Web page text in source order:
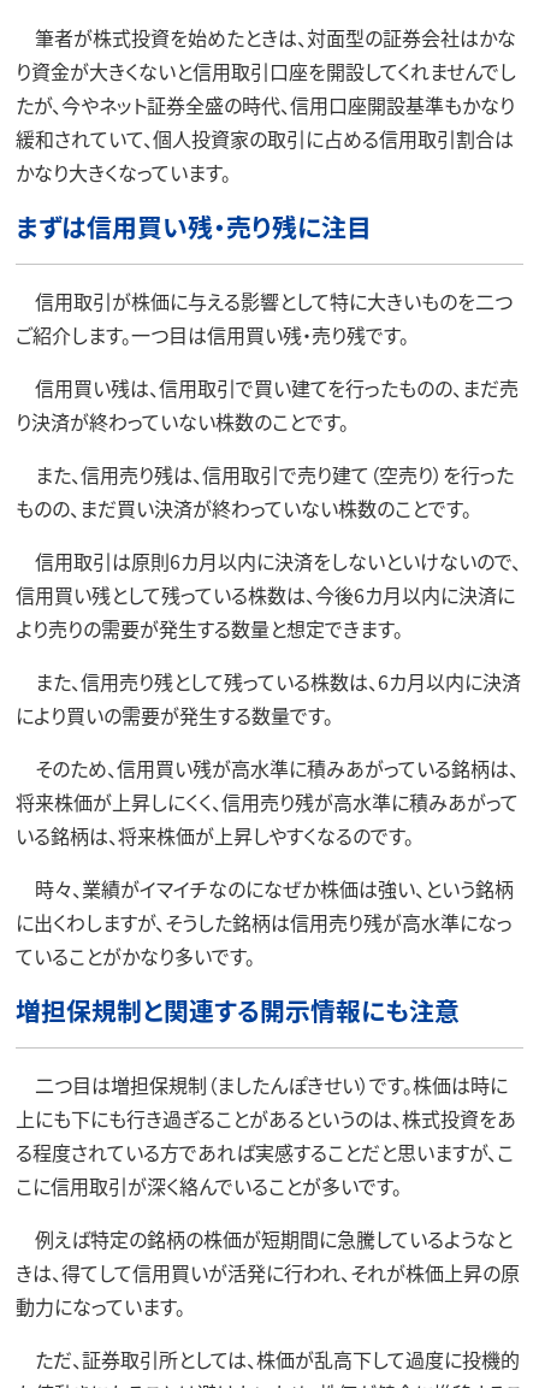
筆者が株式投資を始めたときは、対面型の証券会社はかな
り資金が大きくないと信用取引口座を開設してくれませんでし
たが、今やネット証券全盛の時代、信用口座開設基準もかなり
緩和されていて、個人投資家の取引に占める信用取引割合は
かなり大きくなっています。
まずは信用買い残・売り残に注目
信用取引が株価に与える影響として特に大きいものを二つ
ご紹介します。一つ目は信用買い残・売り残です。
信用買い残は、信用取引で買い建てを行ったものの、まだ売
り決済が終わっていない株数のことです。
また、信用売り残は、信用取引で売り建て（空売り）を行った
ものの、まだ買い決済が終わっていない株数のことです。
信用取引は原則6カ月以内に決済をしないといけないので、
信用買い残として残っている株数は、今後6カ月以内に決済に
より売りの需要が発生する数量と想定できます。
また、信用売り残として残っている株数は、6カ月以内に決済
により買いの需要が発生する数量です。
そのため、信用買い残が高水準に積みあがっている銘柄は、
将来株価が上昇しにくく、信用売り残が高水準に積みあがって
いる銘柄は、将来株価が上昇しやすくなるのです。
時々、業績がイマイチなのになぜか株価は強い、という銘柄
に出くわしますが、そうした銘柄は信用売り残が高水準になっ
ていることがかなり多いです。
増担保規制と関連する開示情報にも注意
二つ目は増担保規制（ましたんぽきせい）です。株価は時に
上にも下にも行き過ぎることがあるというのは、株式投資をあ
る程度されている方であれば実感することだと思いますが、こ
こに信用取引が深く絡んでいることが多いです。
例えば特定の銘柄の株価が短期間に急騰しているようなと
きは、得てして信用買いが活発に行われ、それが株価上昇の原
動力になっています。
ただ、証券取引所としては、株価が乱高下して過度に投機的